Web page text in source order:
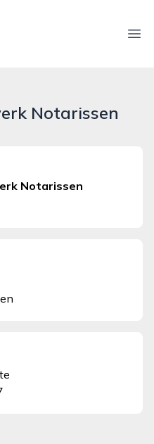
Notarissen
Notarissen